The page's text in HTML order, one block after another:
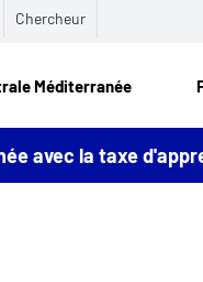
Chercheur
Méditerranée
avec la taxe